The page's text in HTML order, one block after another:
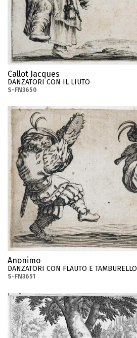
Callot Jacques
DANZATORI CON IL LIUTO
S-FN3650
Anonimo
DANZATORI CON FLAUTO E TAMBURELLO
S-FN3651